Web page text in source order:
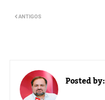
ANTIGOS
Posted by: